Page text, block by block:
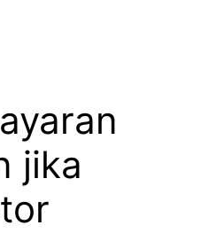
jika